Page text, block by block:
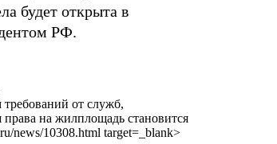
будет открыта в
РФ.
от служб,
на жилплощадь становится
news/10308.html target=_blank>